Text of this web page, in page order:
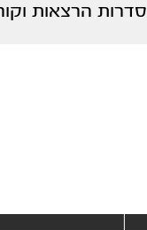
סדרות הרצאות